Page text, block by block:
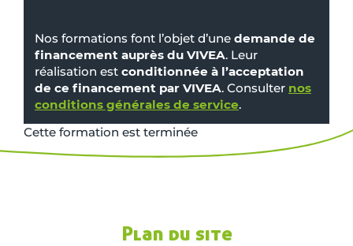
Nos formations font l’objet d’une demande de
financement auprès du VIVEA. Leur
réalisation est conditionnée à l’acceptation
de ce financement par VIVEA. Consulter nos
conditions générales de service.
Cette formation est terminée
Plan du site